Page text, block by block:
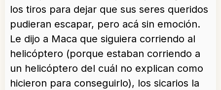
los tiros para dejar que sus seres queridos
pudieran escapar, pero acá sin emoción.
Le dijo a Maca que siguiera corriendo al
helicóptero (porque estaban corriendo a
un helicóptero del cuál no explican como
hicieron para conseguirlo), los sicarios la